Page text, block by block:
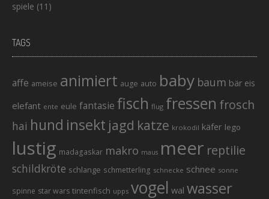
spiele (11)
TAGS
affe ameise animiert auge auto baby baum bär eis
elefant ente eule fantasie fisch flug fressen frosch
hai hund insekt jagd katze krokodil käfer lego
lustig madagaskar makro maus meer reptilie
schildkröte schlange schmetterling schnecke schnee sonne
spinne star wars tintenfisch upps vogel wal wasser